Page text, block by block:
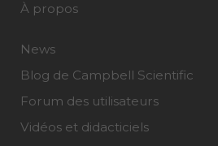
À propos
News
Blog de Campbell Scientific
Forum des utilisateurs
Vidéos et didacticiels